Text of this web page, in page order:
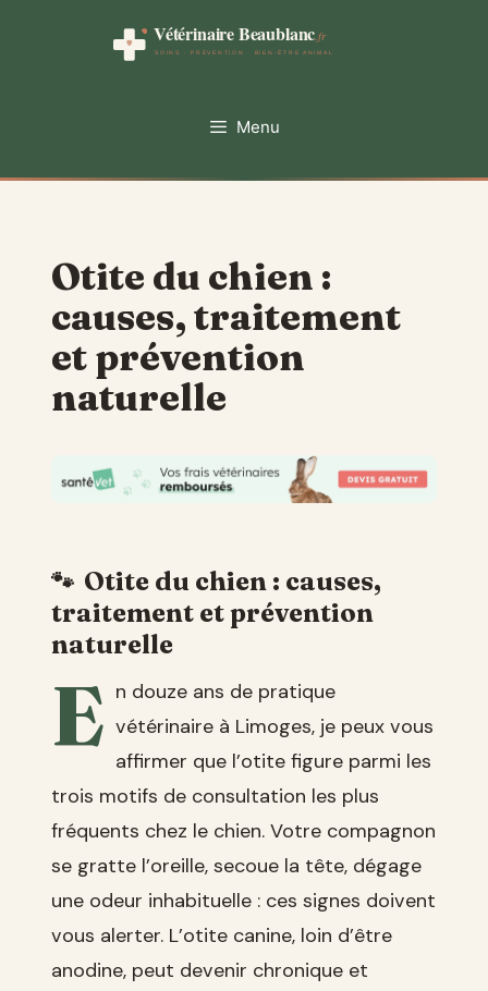
Menu
Otite du chien :
causes, traitement
et prévention
naturelle
Otite du chien : causes,
traitement et prévention
naturelle
E n douze ans de pratique
vétérinaire à Limoges, je peux vous
affirmer que l’otite figure parmi les
trois motifs de consultation les plus
fréquents chez le chien. Votre compagnon
se gratte l’oreille, secoue la tête, dégage
une odeur inhabituelle : ces signes doivent
vous alerter. L’otite canine, loin d’être
anodine, peut devenir chronique et